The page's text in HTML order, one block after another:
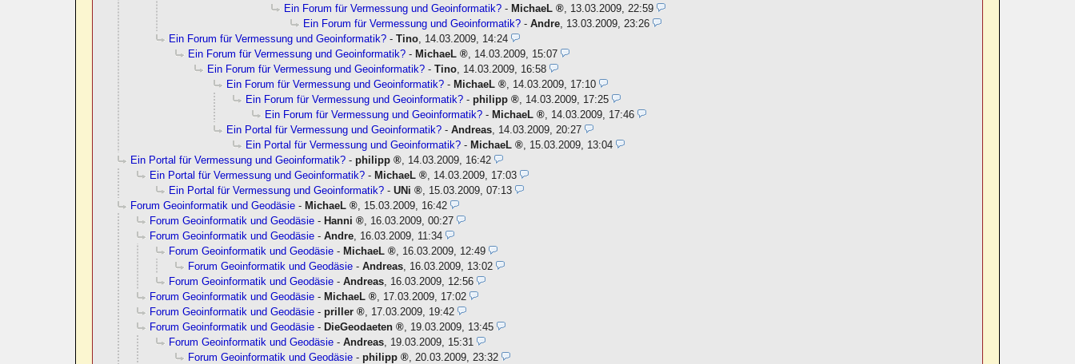
Ein Forum für Vermessung und Geoinformatik? - MichaeL , 13.03.2009, 22:59
Ein Forum für Vermessung und Geoinformatik? -Andre, 13.03.2009, 23:26
Ein Forum für Vermessung und Geoinformatik? -Tino, 14.03.2009, 14:24
Ein Forum für Vermessung und Geoinformatik? - MichaeL , 14.03.2009, 15:07
Ein Forum für Vermessung und Geoinformatik? -Tino, 14.03.2009, 16:58
Ein Forum für Vermessung und Geoinformatik? - MichaeL , 14.03.2009, 17:10
Ein Forum für Vermessung und Geoinformatik? -philipp , 14.03.2009, 17:25
Ein Forum für Vermessung und Geoinformatik? - MichaeL , 14.03.2009, 17:46
Ein Portal für Vermessung und Geoinformatik? -Andreas, 14.03.2009, 20:27
Ein Portal für Vermessung und Geoinformatik? - MichaeL , 15.03.2009, 13:04
Ein Portal für Vermessung und Geoinformatik? -philipp , 14.03.2009, 16:42
Ein Portal für Vermessung und Geoinformatik? - MichaeL , 14.03.2009, 17:03
Ein Portal für Vermessung und Geoinformatik? -UNi , 15.03.2009, 07:13
Forum Geoinformatik und Geodäsie - MichaeL , 15.03.2009, 16:42
Forum Geoinformatik und Geodäsie - Hanni , 16.03.2009, 00:27
Forum Geoinformatik und Geodäsie -Andre, 16.03.2009, 11:34
Forum Geoinformatik und Geodäsie - MichaeL , 16.03.2009, 12:49
Forum Geoinformatik und Geodäsie -Andreas, 16.03.2009, 13:02
Forum Geoinformatik und Geodäsie -Andreas, 16.03.2009, 12:56
Forum Geoinformatik und Geodäsie - MichaeL , 17.03.2009, 17:02
Forum Geoinformatik und Geodäsie -priller , 17.03.2009, 19:42
Forum Geoinformatik und Geodäsie - DieGeodaeten , 19.03.2009, 13:45
Forum Geoinformatik und Geodäsie -Andreas, 19.03.2009, 15:31
Forum Geoinformatik und Geodäsie -philipp ,20.03.2009, 23:32